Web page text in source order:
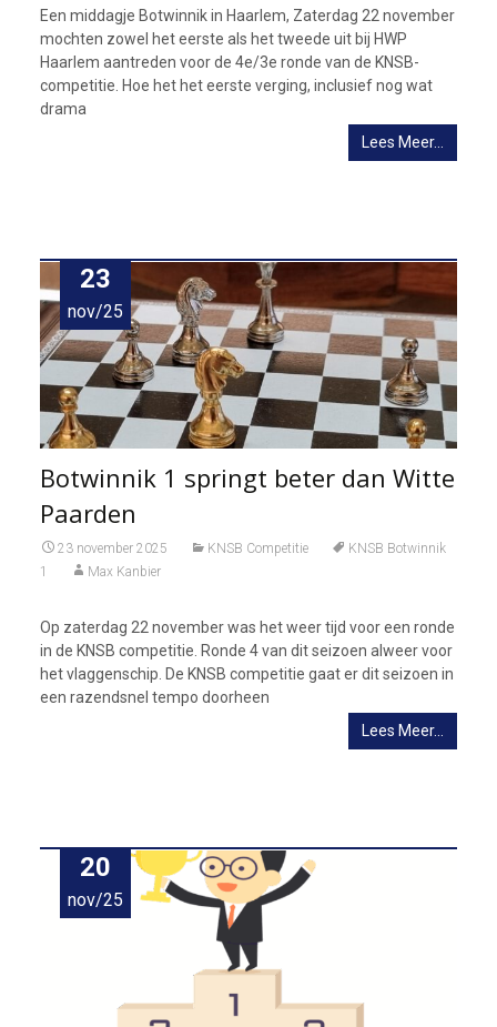
Een middagje Botwinnik in Haarlem, Zaterdag 22 november
mochten zowel het eerste als het tweede uit bij HWP
Haarlem aantreden voor de 4e/3e ronde van de KNSB-
competitie. Hoe het het eerste verging, inclusief nog wat
drama
Lees Meer…
23
nov/25
Botwinnik 1 springt beter dan Witte
Paarden
23 november 2025 KNSB Competitie
KNSB Botwinnik
1
Max Kanbier
Op zaterdag 22 november was het weer tijd voor een ronde
in de KNSB competitie. Ronde 4 van dit seizoen alweer voor
het vlaggenschip. De KNSB competitie gaat er dit seizoen in
een razendsnel tempo doorheen
Lees Meer…
20
nov/25